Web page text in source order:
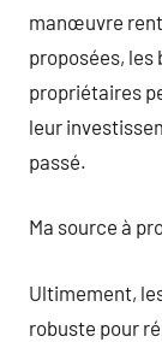
manœuvre
proposées, les
propriétaires
leur
passé.
Ma source à
Ultimement,
robuste pour